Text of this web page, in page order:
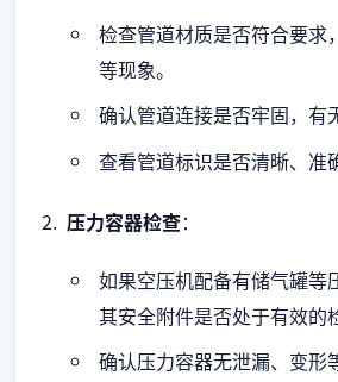
检查管道材质是否符合要求
等现象。
确认管道连接是否牢固，有
查看管道标识是否清晰、准
压力容器检查：
如果空压机配备有储气罐等
其安全附件是否处于有效的
确认压力容器无泄漏、变形